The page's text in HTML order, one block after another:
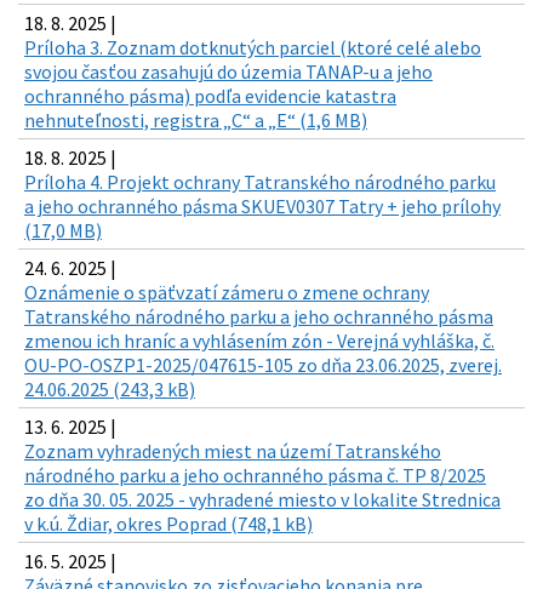
18. 8. 2025 |
Príloha 3. Zoznam dotknutých parciel (ktoré celé alebo
svojou časťou zasahujú do územia TANAP-u a jeho
ochranného pásma) podľa evidencie katastra
nehnuteľnosti, registra „C“ a „E“ (1,6 MB)
18. 8. 2025 |
Príloha 4. Projekt ochrany Tatranského národného parku
a jeho ochranného pásma SKUEV0307 Tatry + jeho prílohy
(17,0 MB)
24. 6. 2025 |
Oznámenie o späťvzatí zámeru o zmene ochrany
Tatranského národného parku a jeho ochranného pásma
zmenou ich hraníc a vyhlásením zón - Verejná vyhláška, č.
OU-PO-OSZP1-2025/047615-105 zo dňa 23.06.2025, zverej.
24.06.2025 (243,3 kB)
13. 6. 2025 |
Zoznam vyhradených miest na území Tatranského
národného parku a jeho ochranného pásma č. TP 8/2025
zo dňa 30. 05. 2025 - vyhradené miesto v lokalite Strednica
v k.ú. Ždiar, okres Poprad (748,1 kB)
16. 5. 2025 |